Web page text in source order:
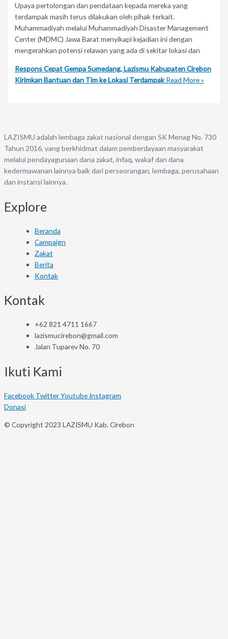
Upaya pertolongan dan pendataan kepada mereka yang
terdampak masih terus dilakukan oleh pihak terkait.
Muhammadiyah melalui Muhammadiyah Disaster Management
Center (MDMC) Jawa Barat menyikapi kejadian ini dengan
mengerahkan potensi relawan yang ada di sekitar lokasi dan
Respons Cepat Gempa Sumedang, Lazismu Kabupaten Cirebon
Kirimkan Bantuan dan Tim ke Lokasi TerdampakRead More »
LAZISMU adalah lembaga zakat nasional dengan SK Menag No. 730
Tahun 2016, yang berkhidmat dalam pemberdayaan masyarakat
melalui pendayagunaan dana zakat, infaq, wakaf dan dana
kedermawanan lainnya baik dari perseorangan, lembaga, perusahaan
dan instansi lainnya.
Explore
Beranda
Campaign
Zakat
Berita
Kontak
Kontak
+62 821 4711 1667
lazismucirebon@gmail.com
Jalan Tuparev No. 70
Ikuti Kami
Facebook TwitterYoutube Instagram
Donasi
© Copyright 2023 LAZISMU Kab. Cirebon